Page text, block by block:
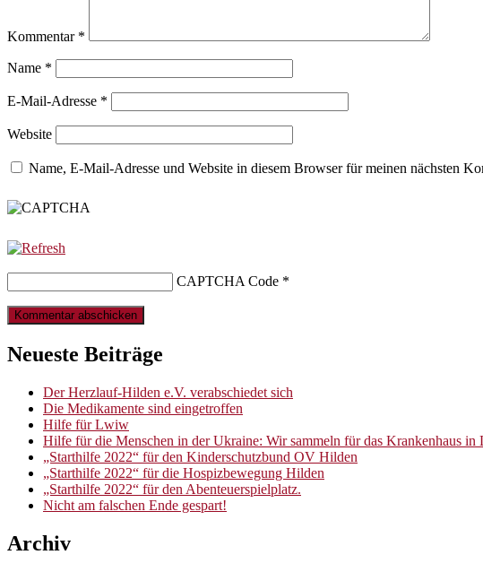
Kommentar *
Name *
E-Mail-Adresse *
Website
Name, E-Mail-Adresse und Website in diesem Browser für meinen nächsten
CAPTCHA Code *
Neueste Beiträge
Der Herzlauf-Hilden e.V. verabschiedet sich
Die Medikamente sind eingetroffen
Hilfe für Lwiw
Hilfe für die Menschen in der Ukraine: Wir sammeln für das Krankenhaus
„Starthilfe 2022“ für den Kinderschutzbund OV Hilden
„Starthilfe 2022“ für die Hospizbewegung Hilden
„Starthilfe 2022“ für den Abenteuerspielplatz.
Nicht am falschen Ende gespart!
Archiv